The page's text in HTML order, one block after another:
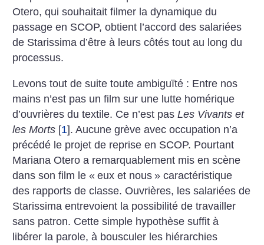
Otero, qui souhaitait filmer la dynamique du
passage en SCOP, obtient l’accord des salariées
de Starissima d’être à leurs côtés tout au long du
processus.
Levons tout de suite toute ambiguïté : Entre nos
mains n’est pas un film sur une lutte homérique
d’ouvrières du textile. Ce n’est pasLes Vivants et
les Morts [1]. Aucune grève avec occupation n’a
précédé le projet de reprise en SCOP. Pourtant
Mariana Otero a remarquablement mis en scène
dans son film le « eux et nous » caractéristique
des rapports de classe. Ouvrières, les salariées de
Starissima entrevoient la possibilité de travailler
sans patron. Cette simple hypothèse suffit à
libérer la parole, à bousculer les hiérarchies